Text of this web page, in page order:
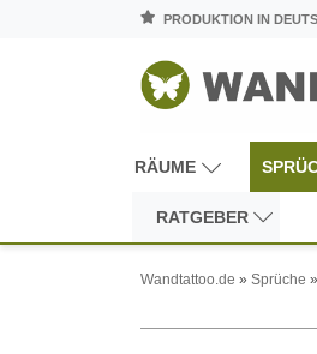
PRODUKTION IN
RÄUME
RATGEBER
Wandtattoo.de » Sprüche »